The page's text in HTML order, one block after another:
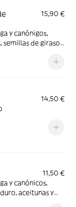
15,90 €
y canónigos,
semillas de girasol,
14,50 €
11,50 €
y canónicos,
aceitunas y